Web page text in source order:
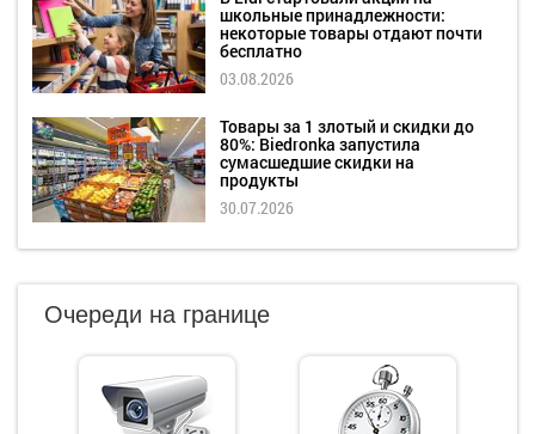
школьные принадлежности:
некоторые товары отдают почти
бесплатно
03.08.2026
Товары за 1 злотый и скидки до
80%: Biedronka запустила
сумасшедшие скидки на
продукты
30.07.2026
Очереди на границе